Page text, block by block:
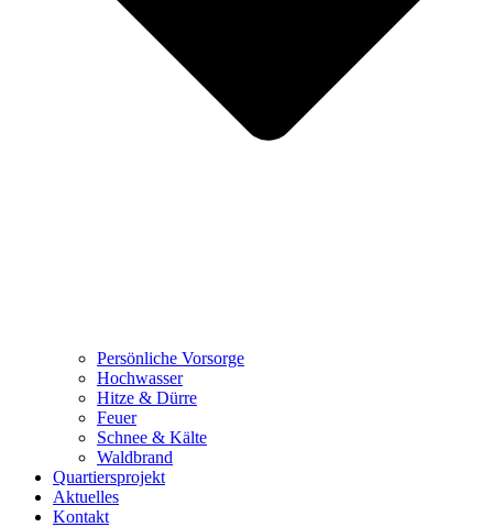
Persönliche Vorsorge
Hochwasser
Hitze & Dürre
Feuer
Schnee & Kälte
Waldbrand
Quartiersprojekt
Aktuelles
Kontakt